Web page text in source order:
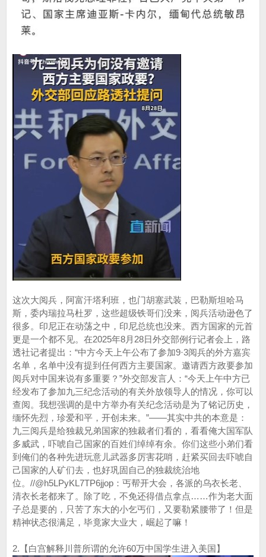
这次大阅兵，阿富汗塔利班，也门胡塞武装，巴勒斯坦哈马
斯，委内瑞拉马杜罗，这些超级铁哥们没来，阅兵活动逊色了
很多。印尼正在动荡之中，印尼总统也没来。西方国家的元首
更是一个都不见。在2025年8月28日外交部例行记者会上，路
透社记者提出：“中方今天上午公布了参加9·3阅兵的外方嘉宾
名单，名单中没有提到任何西方主要国家。邀请西方政要参加
阅兵对中国来说有多重要？”外交部发言人：“今天上午中方已
经发布了参加九三纪念活动的有关外放领导人的情况，你可以
查阅。我想强调的是中方举办有关纪念活动是为了铭记历史，
缅怀先烈，珍爱和平，开创未来。”——其实中共的本意是：
九三阅兵是给独裁兄弟国家的独裁者们看的，看看俺大国军队
多威武，吓唬自己国家的百姓们绰绰有余。你们这些小弟们看
到俺们的各种先进玩意儿武器多厉害花哨，赶紧买回去吓唬自
己国家的人矿们去，也好巩固自己的独裁统治地
位。//@h5LPyKL7TP6jjop：丐帮开大会，各派的乌衣长老、
清衣长老都来了。除了吃，不免还得借点拿点……作为老大面
子总是要的，只苦了东大的小乞丐们，又要勒紧腰带了！但是
精神状态很满足，毕竟家大业大，崛起了嘛！
2.【白宫解释川普所谓的允许60万中国学生进入美国】